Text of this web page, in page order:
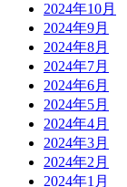
2024年10月
2024年9月
2024年8月
2024年7月
2024年6月
2024年5月
2024年4月
2024年3月
2024年2月
2024年1月